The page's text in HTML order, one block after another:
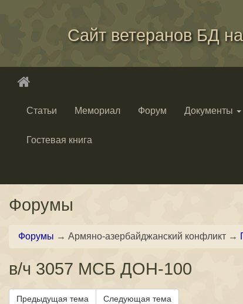
Сайт ветеранов БД
Статьи Мемориал Форум Документы
Гостевая книга
Форумы
Форумы → Армяно-азербайджанский конфликт →
в/ч 3057 МСБ ДОН-100
Предыдущая тема Следующая тема